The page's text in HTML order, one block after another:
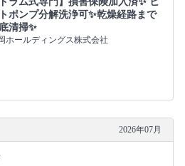
ポンプ分解洗浄可✨乾燥経路まで
清掃✨
ホールディングス株式会社
2026年07月